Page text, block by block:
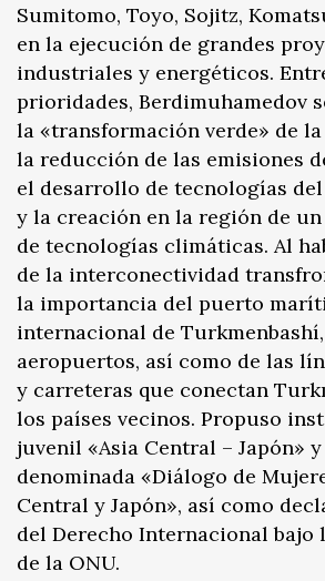
Sumitomo, Toyo, Sojitz,
en la ejecución de grandes
industriales y energéticos.
prioridades, Berdimuhamedov
la «transformación verde» de
la reducción de las emisiones
el desarrollo de tecnologías
y la creación en la región de
de tecnologías climáticas. Al
de la interconectividad
la importancia del puerto
internacional de
aeropuertos, así como de las
y carreteras que conectan
los países vecinos. Propuso
juvenil «Asia Central – Japón»
denominada «Diálogo de
Central y Japón», así como
del Derecho Internacional bajo
de la ONU.